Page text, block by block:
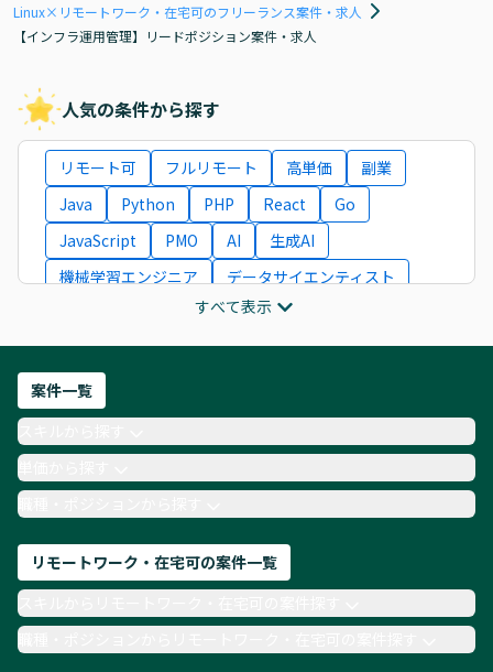
Linux×リモートワーク・在宅可のフリーランス案件・求人
【インフラ運用管理】リードポジション案件・求人
人気の条件から探す
リモート可 フルリモート 高単価
副業
Java
Python PHP React
Go
JavaScript
PMO AI
生成AI
機械学習エンジニア
データサイエンティスト
ITコンサルタント
フロントエンドエンジニア
ネットワークエンジニア
AIエンジニア
Webデザイナー
月収100万円 業務委託
COBOL
Ruby
TypeScript
Laravel AWS
すべて表示
案件一覧
単価から探す
職種・ポジションから探す
リモートワーク・在宅可の案件一覧
職種・ポジションからリモートワーク・在宅可の案件探す